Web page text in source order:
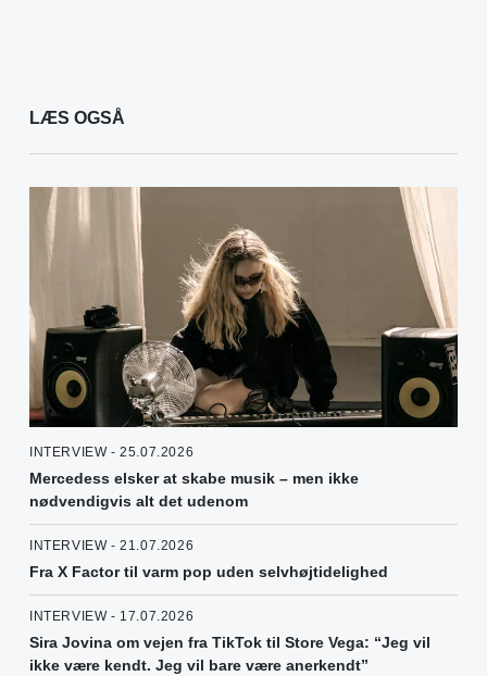
LÆS OGSÅ
INTERVIEW - 25.07.2026
Mercedess elsker at skabe musik – men ikke
nødvendigvis alt det udenom
INTERVIEW - 21.07.2026
Fra X Factor til varm pop uden selvhøjtidelighed
INTERVIEW - 17.07.2026
Sira Jovina om vejen fra TikTok til Store Vega: “Jeg vil
ikke være kendt. Jeg vil bare være anerkendt”